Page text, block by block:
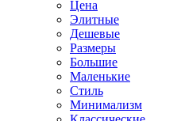
Цена
Элитные
Дешевые
Размеры
Большие
Маленькие
Стиль
Минимализм